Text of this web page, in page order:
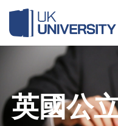
content
英國公